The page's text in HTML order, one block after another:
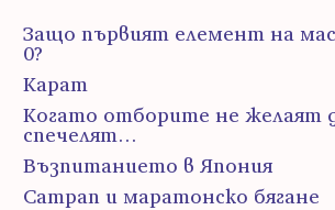
Защо първият елемент на
0?
Карат
Когато отборите не желаят
спечелят…
Възпитанието в Япония
Сатрап и маратонско бягане